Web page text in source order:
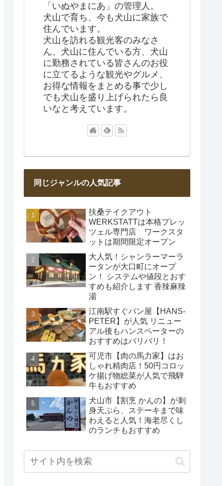
「いぬやまにあ」の管理人。
犬山で育ち、今も犬山に家族で
住んでいます。
犬山を訪れる観光客のみなさ
ん、犬山に住んでいる方、犬山
に勤務されている皆さんのお役
に立てるような観光やグルメ、
お得な情報をまとめる事で少し
でも犬山を盛り上げられたら良
いなと考えています。
同じジャンルの人気記事
扶桑テイクアウト
WERKSTATTは本格プレッ
ツェル専門店 ワークスタ
ットは期間限定オープン
大人気！シャンラーマーラ
ータンが大口町にオープ
ン！ システムや値段とおす
すめも紹介します 香辣麻辣
湯
江南駅すぐパン屋【HANS‐
PETER】が人気 リニュー
アル後もハンスペーターの
おすすめはバリバリ！
可児市【肉の馬力家】はお
しゃれ精肉店！50円コロッ
ケ揚げ物総菜が人気で飛騨
牛もおすすめ
犬山市【割烹 かんの】が刺
身天ぷら、ステーキまで味
わえると人気！海老尽くし
のランチもおすすめ